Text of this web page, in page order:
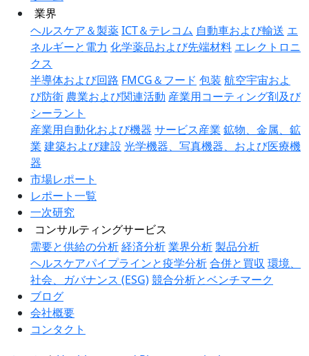
業界
ヘルスケア＆製薬ICT＆テレコム 自動車および輸送 エ
ネルギーと電力 化学薬品および先端材料 エレクトロニ
クス
半導体および回路 FMCG＆フード 包装 航空宇宙およ
び防衛 農業および関連活動 産業用コーティング剤及び
シーラント
産業用自動化および機器 サービス産業 鉱物、金属、鉱
業 建築および建設 光学機器、写真機器、および医療機
器
市場レポート
レポート一覧
一次研究
コンサルティングサービス
需要と供給の分析経済分析業界分析製品分析
ヘルスケアパイプラインと疫学分析合併と買収 環境、
社会、ガバナンス (ESG)競合分析とベンチマーク
ブログ
会社概要
コンタクト